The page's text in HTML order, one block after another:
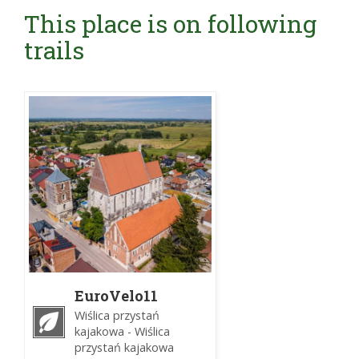
This place is on following
trails
EuroVelo11
Wiślica -
Kazimierza
Wielka
Wiślica przystań
kajakowa - Wiślica
przystań kajakowa